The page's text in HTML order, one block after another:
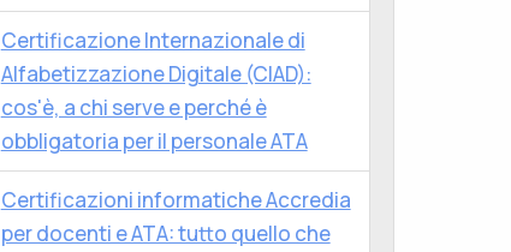
Certificazione Internazionale di
Alfabetizzazione Digitale (CIAD):
cos'è, a chi serve e perché è
obbligatoria per il personale ATA
Certificazioni informatiche Accredia
per docenti e ATA: tutto quello che